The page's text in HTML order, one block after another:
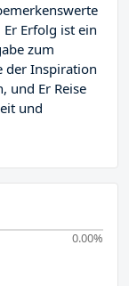
Erfolg ist ein
zum
der Inspiration
und Er Reise
und
0.00%